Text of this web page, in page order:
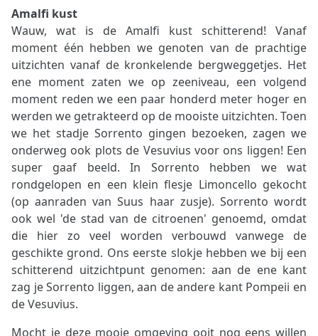
Amalfi kust
Wauw, wat is de Amalfi kust schitterend! Vanaf
moment één hebben we genoten van de prachtige
uitzichten vanaf de kronkelende bergweggetjes. Het
ene moment zaten we op zeeniveau, een volgend
moment reden we een paar honderd meter hoger en
werden we getrakteerd op de mooiste uitzichten. Toen
we het stadje Sorrento gingen bezoeken, zagen we
onderweg ook plots de Vesuvius voor ons liggen! Een
super gaaf beeld. In Sorrento hebben we wat
rondgelopen en een klein flesje Limoncello gekocht
(op aanraden van Suus haar zusje). Sorrento wordt
ook wel 'de stad van de citroenen' genoemd, omdat
die hier zo veel worden verbouwd vanwege de
geschikte grond. Ons eerste slokje hebben we bij een
schitterend uitzichtpunt genomen: aan de ene kant
zag je Sorrento liggen, aan de andere kant Pompeii en
de Vesuvius.
Mocht je deze mooie omgeving ooit nog eens willen